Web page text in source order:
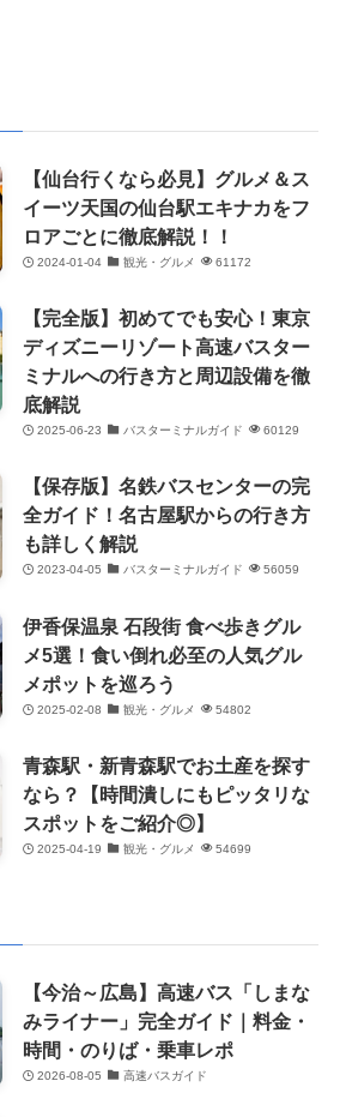
【仙台行くなら必見】グルメ＆ス
イーツ天国の仙台駅エキナカをフ
ロアごとに徹底解説！！
2024-01-04 観光・グルメ 61172
【完全版】初めてでも安心！東京
ディズニーリゾート高速バスター
ミナルへの行き方と周辺設備を徹
底解説
2025-06-23 バスターミナルガイド 60129
【保存版】名鉄バスセンターの完
全ガイド！名古屋駅からの行き方
も詳しく解説
2023-04-05 バスターミナルガイド 56059
伊香保温泉 石段街 食べ歩きグル
メ5選！食い倒れ必至の人気グル
メポットを巡ろう
2025-02-08 観光・グルメ 54802
青森駅・新青森駅でお土産を探す
なら？【時間潰しにもピッタリな
スポットをご紹介◎】
2025-04-19 観光・グルメ 54699
【今治～広島】高速バス「しまな
みライナー」完全ガイド｜料金・
時間・のりば・乗車レポ
2026-08-05 高速バスガイド